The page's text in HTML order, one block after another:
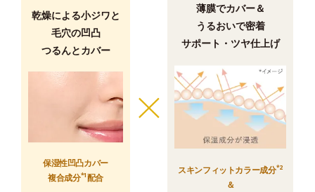
乾燥による小ジワと
毛穴の凹凸
つるんとカバー
保湿性凹凸カバー
複合成分*1配合
薄膜でカバー＆
うるおいで密着
サポート・ツヤ仕上げ
スキンフィットカラー成分*2
＆